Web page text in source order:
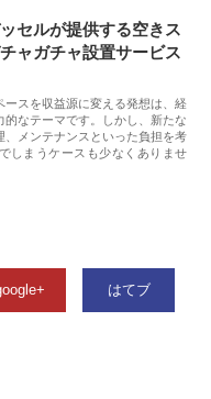
セルが提供する空きス
ャガチャ設置サービス
ースを収益源に変える発想は、経
的なテーマです。しかし、新たな
、メンテナンスといった負担を考
しまうケースも少なくありませ
はてブ